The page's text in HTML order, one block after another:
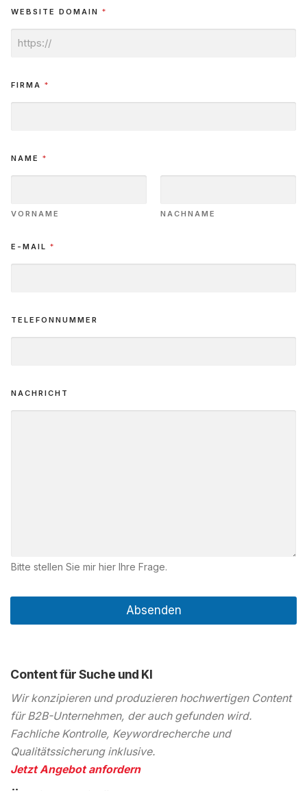
WEBSITE DOMAIN *
FIRMA *
NAME *
VORNAME NACHNAME
E-MAIL *
TELEFONNUMMER
NACHRICHT
Bitte stellen Sie mir hier Ihre Frage.
Absenden
Content für Suche und KI
Wir konzipieren und produzieren hochwertigen Content
für B2B-Unternehmen, der auch gefunden wird.
Fachliche Kontrolle, Keywordrecherche und
Qualitätssicherung inklusive.
Jetzt Angebot anfordern